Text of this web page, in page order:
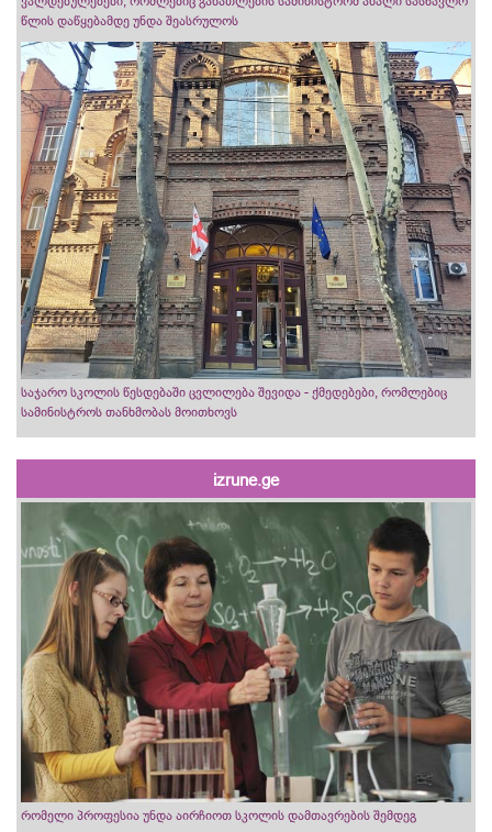
წლის დაწყებამდე უნდა შეასრულოს
საჯარო სკოლის წესდებაში ცვლილება შევიდა - ქმედებები, რომლებიც
სამინისტროს თანხმობას მოითხოვს
izrune.ge
რომელი პროფესია უნდა აირჩიოთ სკოლის დამთავრების შემდეგ